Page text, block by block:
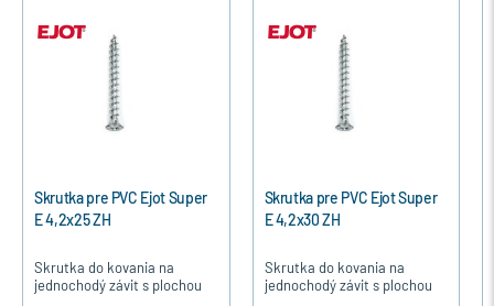
Skrutka pre PVC Ejot Super
E 4,2x25 ZH
Skrutka do kovania na
jednochodý závit s plochou
Skrutka pre PVC Ejot Super
E 4,2x30 ZH
Skrutka do kovania na
jednochodý závit s plochou